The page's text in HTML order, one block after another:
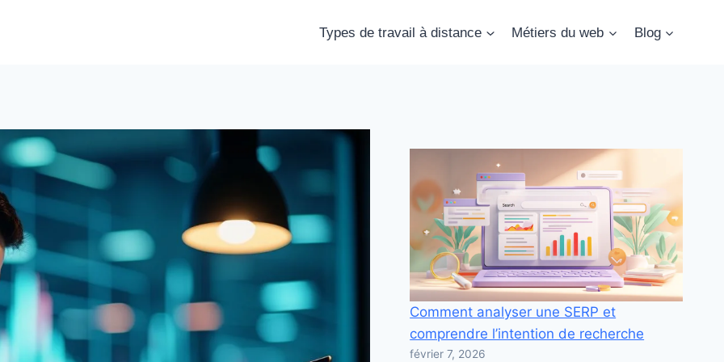
Types de travail à distance Métiers du web Blog
Comment analyser une SERP et
comprendre l’intention de recherche
février 7, 2026